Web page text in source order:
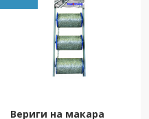
Вериги на макара